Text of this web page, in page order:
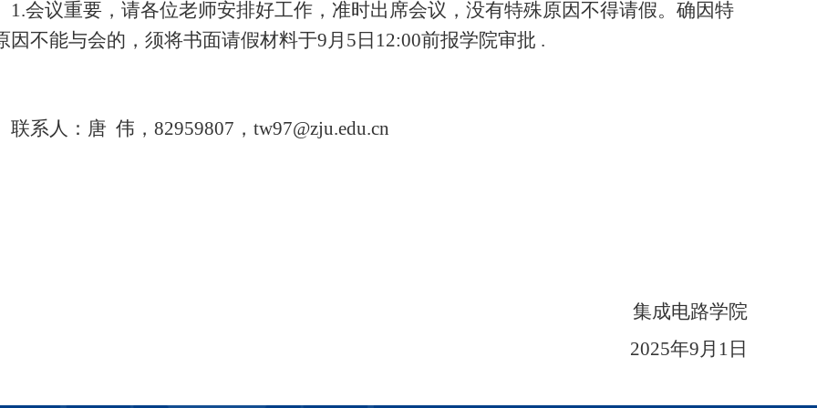
1.会议重要，请各位老师安排好工作，准时出席会议， 没有特殊原因不得请假。确因特
因不能与会的，须将书面请假材料于9月 5 日 12:00前报学院审批 .
联系人：唐 伟， 82959807 ， tw97@zju.edu.cn
集成电路学院
2025年9月 1 日